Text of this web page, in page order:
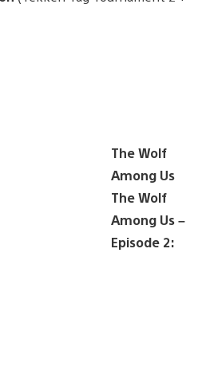
The Wolf
Among Us
The Wolf
Among Us –
Episode 2: